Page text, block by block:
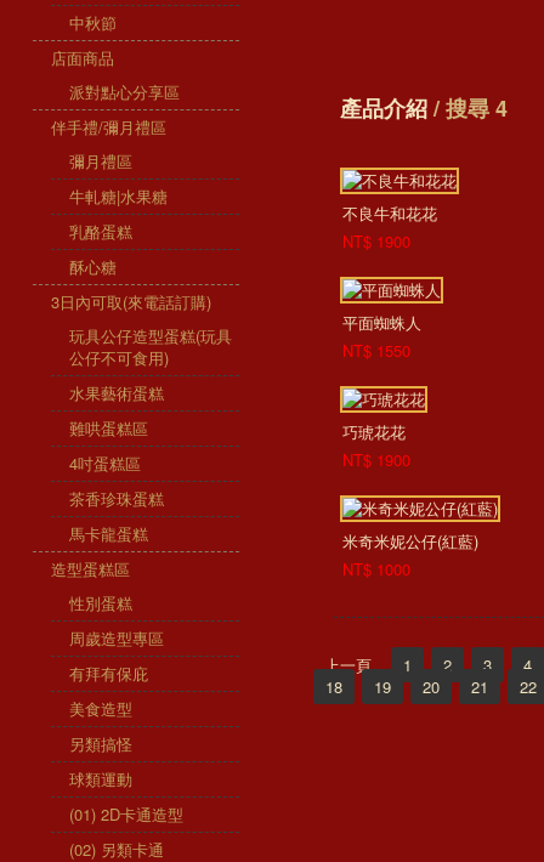
中秋節
店面商品
派對點心分享區
伴手禮/彌月禮區
彌月禮區
牛軋糖|水果糖
乳酪蛋糕
酥心糖
3日內可取(來電話訂購)
玩具公仔造型蛋糕(玩具
公仔不可食用)
水果藝術蛋糕
難哄蛋糕區
4吋蛋糕區
茶香珍珠蛋糕
馬卡龍蛋糕
造型蛋糕區
性別蛋糕
周歲造型專區
有拜有保庇
美食造型
另類搞怪
球類運動
(01) 2D卡通造型
(02) 另類卡通
產品介紹/ 搜尋 4
不良牛和花花
NT$ 1900
平面蜘蛛人
NT$ 1550
巧琥花花
NT$ 1900
米奇米妮公仔(紅藍)
NT$ 1000
上一頁 1 2 3
4
18
19 20 21 22